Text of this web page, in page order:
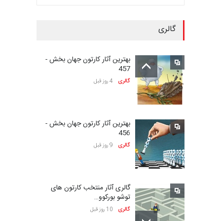
مهلت 25 روز دیگر
مهلت 26 روز دیگر
مهلت حدود یک ماه دیگر
گالری
بهترین آثار کارتون جهان بخش -
457
گالری 4 روز قبل
بهترین آثار کارتون جهان بخش -
456
گالری 9 روز قبل
گالری آثار منتخب کارتون های
توشو بورکوو…
گالری 10 روز قبل